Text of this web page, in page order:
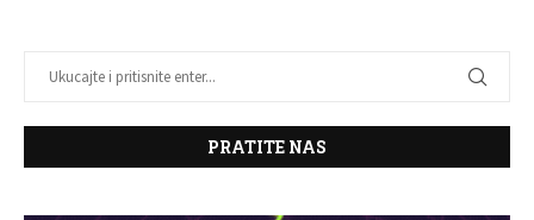
PRATITE NAS